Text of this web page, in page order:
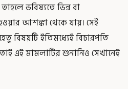
ভবিষ্যতে ভিন্ন বা
আশঙ্কা থেকে যায়। সেই
বিষয়টি ইতিমধ্যেই বিচারপতি
এই মামলাটির শুনানিও সেখানেই